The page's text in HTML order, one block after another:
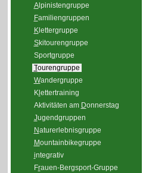
Alpinistengruppe
Familiengruppen
Klettergruppe
Skitourengruppe
Sportgruppe
Tourengruppe
Wandergruppe
Kl ettertraining
Aktivitäten am Donnerstag
Jugendgruppen
Naturerlebnisgruppe
Mountainbikegruppe
integrativ
Frauen-Bergsport-Gruppe